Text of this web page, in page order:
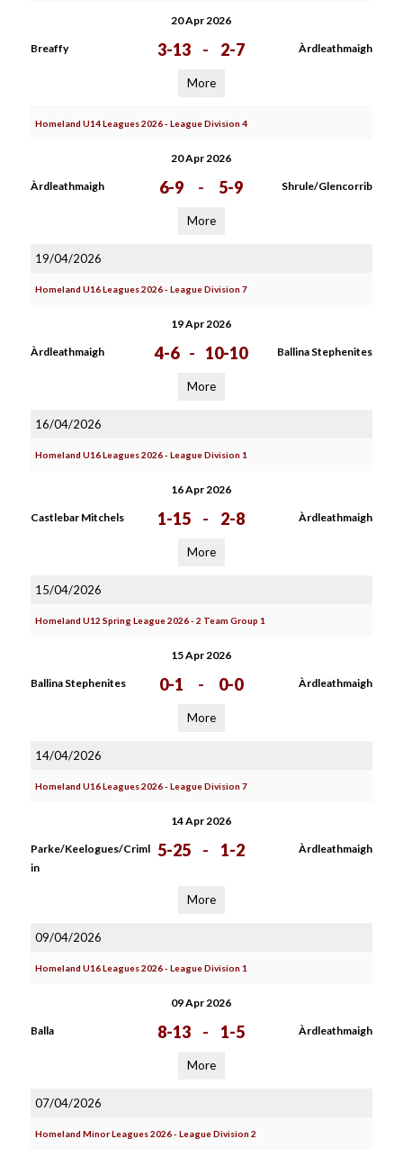
20 Apr 2026
Breaffy 3-13 - 2-7 Àrdleathmaigh
More
Homeland U14 Leagues 2026 - League Division 4
20 Apr 2026
Àrdleathmaigh 6-9 - 5-9 Shrule/Glencorrib
More
19/04/2026
Homeland U16 Leagues 2026 - League Division 7
19 Apr 2026
Àrdleathmaigh 4-6 - 10-10 Ballina Stephenites
More
16/04/2026
Homeland U16 Leagues 2026 - League Division 1
16 Apr 2026
Castlebar Mitchels 1-15 - 2-8 Àrdleathmaigh
More
15/04/2026
Homeland U12 Spring League 2026 - 2 Team Group 1
15 Apr 2026
Ballina Stephenites 0-1 - 0-0 Àrdleathmaigh
More
14/04/2026
Homeland U16 Leagues 2026 - League Division 7
14 Apr 2026
Parke/Keelogues/Criml
in
5-25 - 1-2 Àrdleathmaigh
More
09/04/2026
Homeland U16 Leagues 2026 - League Division 1
09 Apr 2026
Balla 8-13 - 1-5 Àrdleathmaigh
More
07/04/2026
Homeland Minor Leagues 2026 - League Division 2